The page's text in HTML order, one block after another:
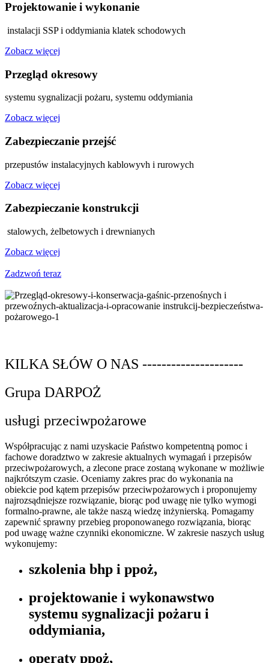
Projektowanie i wykonanie
instalacji SSP i oddymiania klatek schodowych
Zobacz więcej
Przegląd okresowy
systemu sygnalizacji pożaru, systemu oddymiania
Zobacz więcej
Zabezpieczanie przejść
przepustów instalacyjnych kablowyvh i rurowych
Zobacz więcej
Zabezpieczanie konstrukcji
stalowych, żelbetowych i drewnianych
Zobacz więcej
Zadzwoń teraz
KILKA SŁÓW O NAS ---------------------
Grupa DARPOŻ
usługi przeciwpożarowe
Współpracując z nami uzyskacie Państwo kompetentną pomoc i
fachowe doradztwo w zakresie aktualnych wymagań i przepisów
przeciwpożarowych, a zlecone prace zostaną wykonane w możliwie
najkrótszym czasie. Oceniamy zakres prac do wykonania na
obiekcie pod kątem przepisów przeciwpożarowych i proponujemy
najrozsądniejsze rozwiązanie, biorąc pod uwagę nie tylko wymogi
formalno-prawne, ale także naszą wiedzę inżynierską. Pomagamy
zapewnić sprawny przebieg proponowanego rozwiązania, biorąc
pod uwagę ważne czynniki ekonomiczne. W zakresie naszych usług
wykonujemy:
szkolenia bhp i ppoż,
projektowanie i wykonawstwo
systemu sygnalizacji pożaru i
oddymiania,
operaty ppoż,